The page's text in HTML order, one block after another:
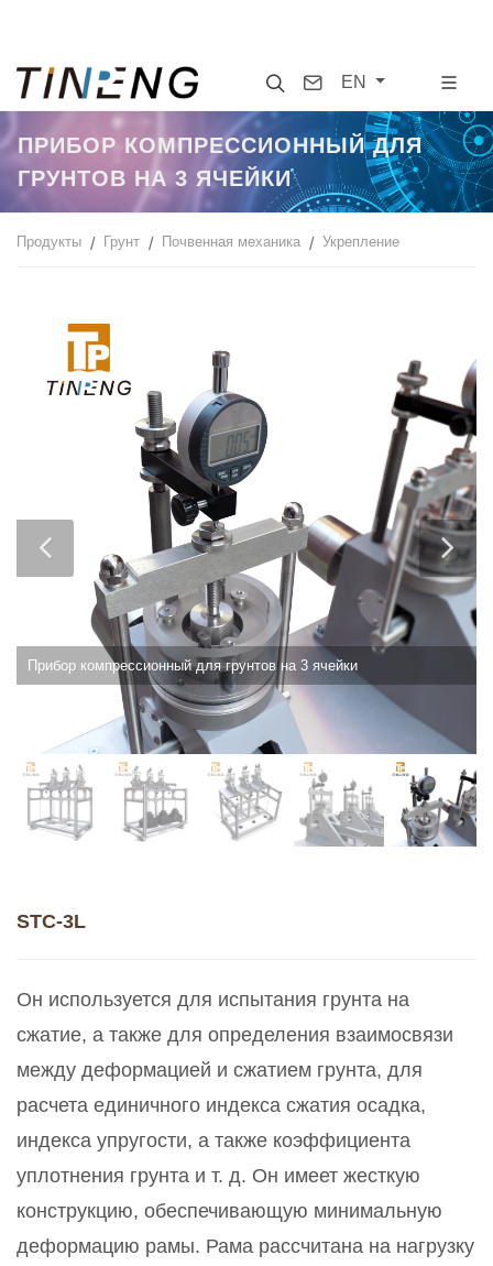
SearchContact
EN
ПРИБОР КОМПРЕССИОННЫЙ ДЛЯ
ГРУНТОВ НА 3 ЯЧЕЙКИ
Продукты Грунт Почвенная механика Укрепление
Прибор компрессионный для грунтов на 3 ячейки
STC-3L
Он используется для испытания грунта на
сжатие, а также для определения взаимосвязи
между деформацией и сжатием грунта, для
расчета единичного индекса сжатия осадка,
индекса упругости, а также коэффициента
уплотнения грунта и т. д. Он имеет жесткую
конструкцию, обеспечивающую минимальную
деформацию рамы. Рама рассчитана на нагрузку